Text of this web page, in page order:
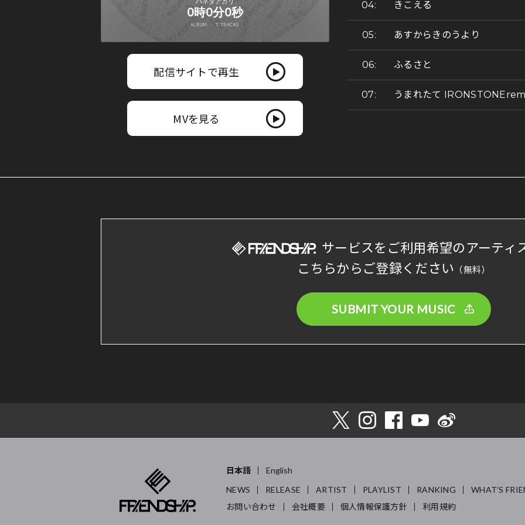
配信サイトで再生
MVを見る
きこえる
あすからきのうより
ふるさと
うまれたて
サービスをご利用希望のアーティ
こちらからご登録ください （無料）
SUBMIT YOUR MUSIC
日本語
English
NEWS
RELEASE ARTIST PLAYLIST RANKING WHAT’S
お問い合わせ
会社概要 個人情報保護方針 利用規約